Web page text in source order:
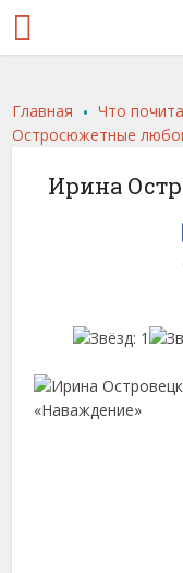
Главная .Что
Остросюжетные
Ирина